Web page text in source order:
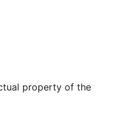
property of the